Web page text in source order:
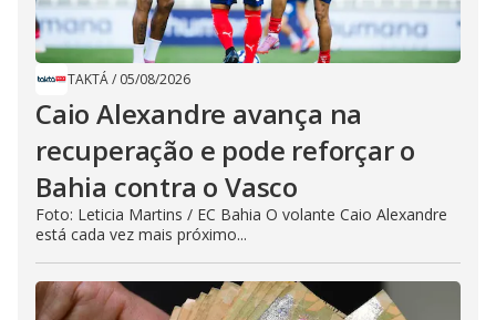
TAKTÁ/ 05/08/2026
Caio Alexandre avança na
recuperação e pode reforçar o
Bahia contra o Vasco
Foto: Leticia Martins / EC Bahia O volante Caio Alexandre
está cada vez mais próximo...